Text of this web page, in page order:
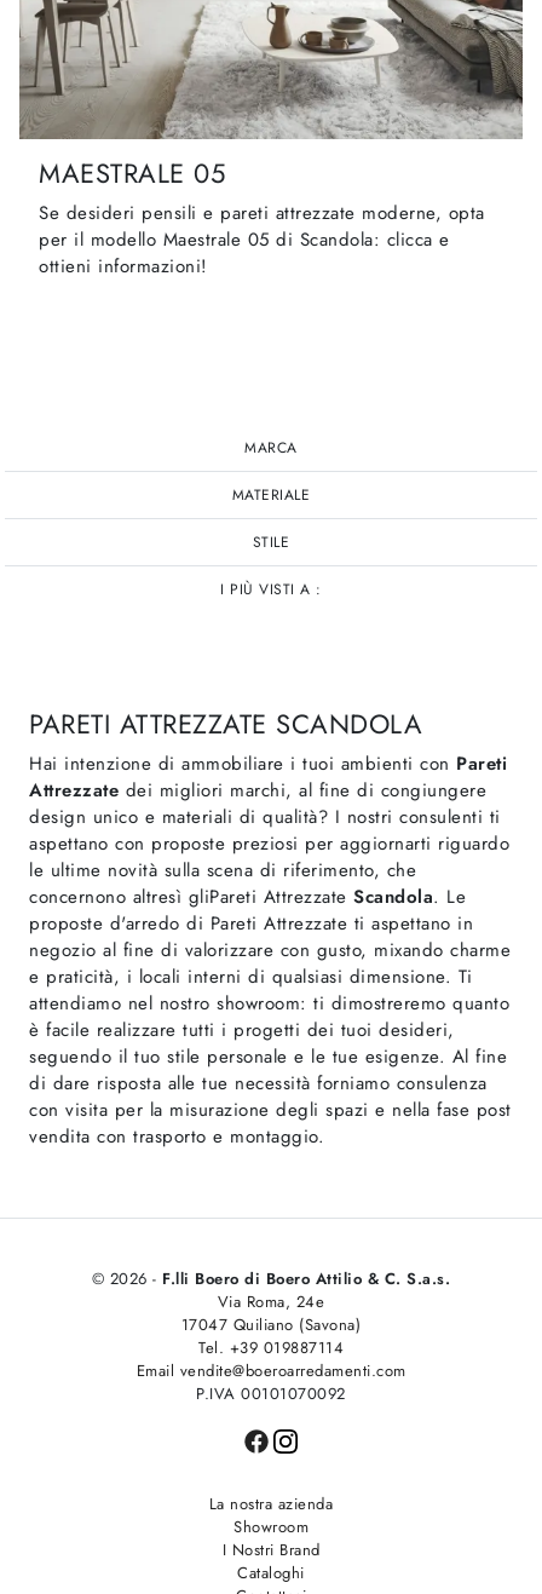
MARCA
MATERIALE
STILE
I PIÙ VISTI A :
MAESTRALE 05
Se desideri pensili e pareti attrezzate moderne, opta
per il modello Maestrale 05 di Scandola: clicca e
ottieni informazioni!
PARETI ATTREZZATE SCANDOLA
Hai intenzione di ammobiliare i tuoi ambienti con Pareti
Attrezzate dei migliori marchi, al fine di congiungere
design unico e materiali di qualità? I nostri consulenti ti
aspettano con proposte preziosi per aggiornarti riguardo
le ultime novità sulla scena di riferimento, che
concernono altresì gliPareti Attrezzate Scandola. Le
proposte d'arredo di Pareti Attrezzate ti aspettano in
negozio al fine di valorizzare con gusto, mixando charme
e praticità, i locali interni di qualsiasi dimensione. Ti
attendiamo nel nostro showroom: ti dimostreremo quanto
è facile realizzare tutti i progetti dei tuoi desideri,
seguendo il tuo stile personale e le tue esigenze. Al fine
di dare risposta alle tue necessità forniamo consulenza
con visita per la misurazione degli spazi e nella fase post
vendita con trasporto e montaggio.
© 2026 - F.lli Boero di Boero Attilio & C. S.a.s.
Via Roma, 24e
17047 Quiliano (Savona)
Tel. +39 019887114
Email vendite@boeroarredamenti.com
P.IVA 00101070092
La nostra azienda
Showroom
I Nostri Brand
Cataloghi